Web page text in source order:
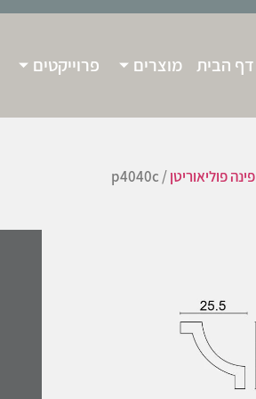
דף הבית מוצרים פרוייקטים
פינה פוליאוריטן/ p4040c